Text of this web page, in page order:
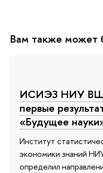
Вам также может
ИСИЭЗ НИУ
первые
«Будущее
Институт
экономики знаний
определил